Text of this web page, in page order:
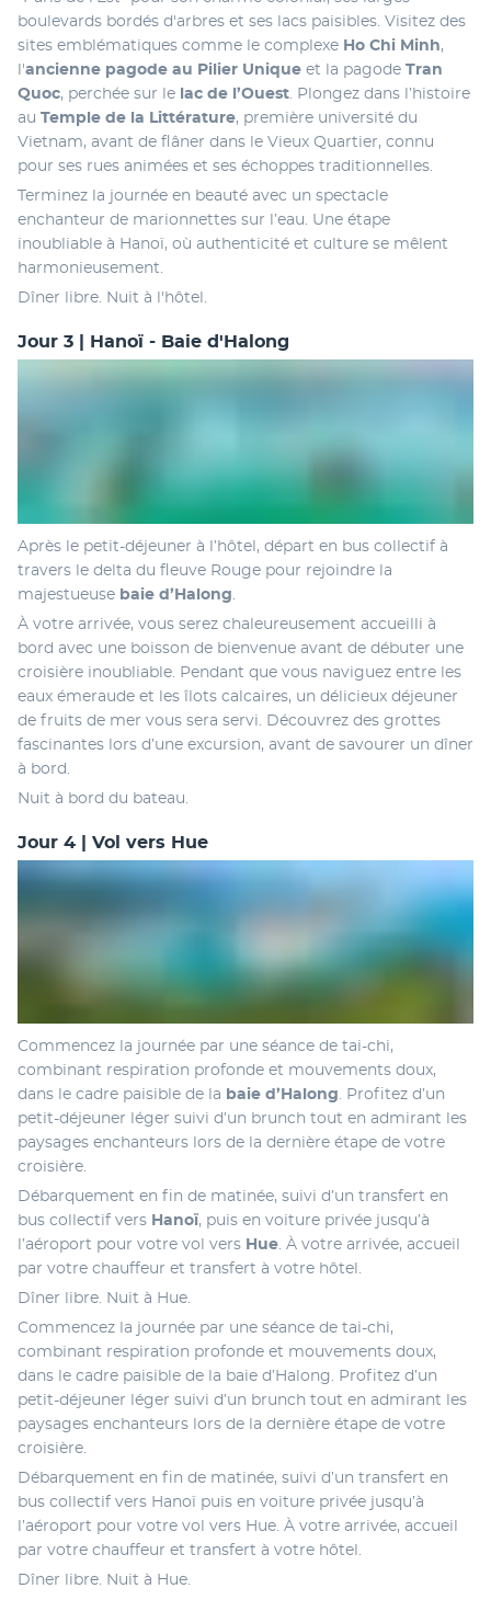
boulevards bordés d'arbres et ses lacs paisibles. Visitez des
sites emblématiques comme le complexe Ho Chi Minh,
l'ancienne pagode au Pilier Unique et la pagode Tran
Quoc, perchée sur le lac de l’Ouest. Plongez dans l’histoire
au Temple de la Littérature, première université du
Vietnam, avant de flâner dans le Vieux Quartier, connu
pour ses rues animées et ses échoppes traditionnelles.
Terminez la journée en beauté avec un spectacle
enchanteur de marionnettes sur l’eau. Une étape
inoubliable à Hanoï, où authenticité et culture se mêlent
harmonieusement.
Dîner libre. Nuit à l'hôtel.
Jour 3 | Hanoï - Baie d'Halong
Après le petit-déjeuner à l’hôtel, départ en bus collectif à
travers le delta du fleuve Rouge pour rejoindre la
majestueuse baie d’Halong
À votre arrivée, vous serez chaleureusement accueilli à
bord avec une boisson de bienvenue avant de débuter une
croisière inoubliable. Pendant que vous naviguez entre les
eaux émeraude et les îlots calcaires, un délicieux déjeuner
de fruits de mer vous sera servi. Découvrez des grottes
fascinantes lors d’une excursion, avant de savourer un dîner
à bord.
Nuit à bord du bateau.
Jour 4 | Vol vers Hue
Commencez la journée par une séance de tai-chi,
combinant respiration profonde et mouvements doux,
dans le cadre paisible de la baie d’Halong. Profitez d’un
petit-déjeuner léger suivi d’un brunch tout en admirant les
paysages enchanteurs lors de la dernière étape de votre
croisière.
Débarquement en fin de matinée, suivi d’un transfert en
bus collectif vers Hanoï, puis en voiture privée jusqu’à
l’aéroport pour votre vol vers Hue. À votre arrivée, accueil
par votre chauffeur et transfert à votre hôtel.
Dîner libre. Nuit à Hue.
Commencez la journée par une séance de tai-chi,
combinant respiration profonde et mouvements doux,
dans le cadre paisible de la baie d’Halong. Profitez d’un
petit-déjeuner léger suivi d’un brunch tout en admirant les
paysages enchanteurs lors de la dernière étape de votre
croisière.
Débarquement en fin de matinée, suivi d’un transfert en
bus collectif vers Hanoï puis en voiture privée jusqu’à
l’aéroport pour votre vol vers Hue. À votre arrivée, accueil
par votre chauffeur et transfert à votre hôtel.
Dîner libre. Nuit à Hue.